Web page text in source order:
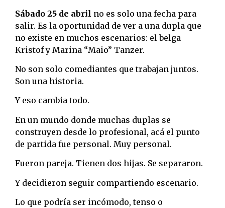
Sábado 25 de abril no es solo una fecha para
salir. Es la oportunidad de ver a una dupla que
no existe en muchos escenarios: el belga
Kristof y Marina “Maio” Tanzer.
No son solo comediantes que trabajan juntos.
Son una historia.
Y eso cambia todo.
En un mundo donde muchas duplas se
construyen desde lo profesional, acá el punto
de partida fue personal. Muy personal.
Fueron pareja. Tienen dos hijas. Se separaron.
Y decidieron seguir compartiendo escenario.
Lo que podría ser incómodo, tenso o